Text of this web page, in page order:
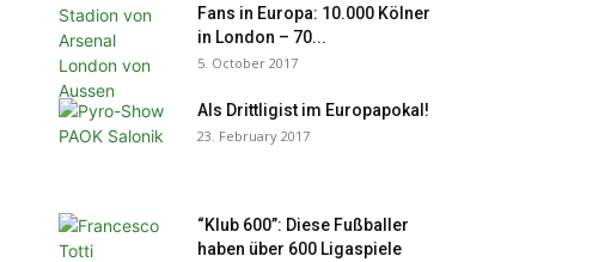
Fans in Europa: 10.000 Kölner
in London – 70...
5. October 2017
Als Drittligist im Europapokal!
23. February 2017
“Klub 600”: Diese Fußballer
haben über 600 Ligaspiele